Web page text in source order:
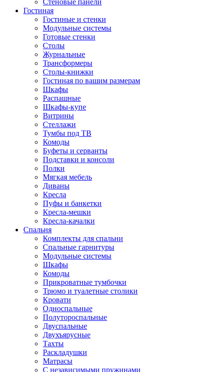
Стеновые панели
Гостиная
Гостиные и стенки
Модульные системы
Готовые стенки
Столы
Журнальные
Трансформеры
Столы-книжки
Гостиная по вашим размерам
Шкафы
Распашные
Шкафы-купе
Витрины
Стеллажи
Тумбы под ТВ
Комоды
Буфеты и серванты
Подставки и консоли
Полки
Мягкая мебель
Диваны
Кресла
Пуфы и банкетки
Кресла-мешки
Кресла-качалки
Спальня
Комплекты для спальни
Спальные гарнитуры
Модульные системы
Шкафы
Комоды
Прикроватные тумбочки
Трюмо и туалетные столики
Кровати
Односпальные
Полутороспальные
Двуспальные
Двухъярусные
Тахты
Раскладушки
Матрасы
С независимыми пружинами